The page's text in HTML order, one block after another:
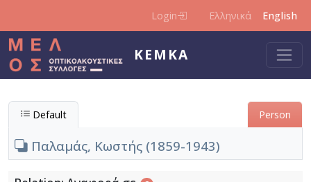
Login Ελληνικά English
KEMKA
Default Person
Παλαμάς, Κωστής (1859-1943)